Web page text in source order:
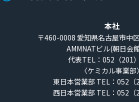
興
業
株
式
会
社
本社
〒460-0008 愛知県名古屋市中
AMMNATビル(朝日会
代表TEL：052（201
〈ケミカル事業部〉
東日本営業部 TEL：052（
西日本営業部 TEL：052（